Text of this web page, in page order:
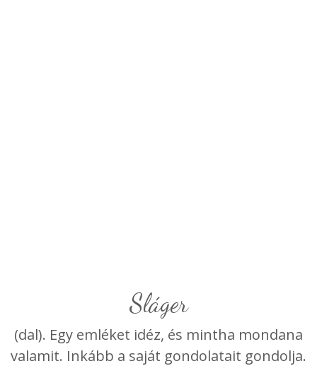
Sláger
(dal). Egy emléket idéz, és mintha mondana
valamit. Inkább a saját gondolatait gondolja.